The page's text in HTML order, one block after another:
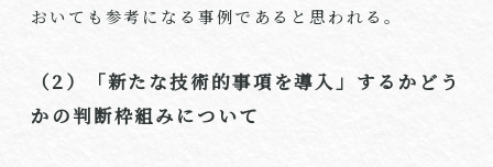
おいても参考になる事例であると思われる。
（2）「新たな技術的事項を導入」するかどう
かの判断枠組みについて